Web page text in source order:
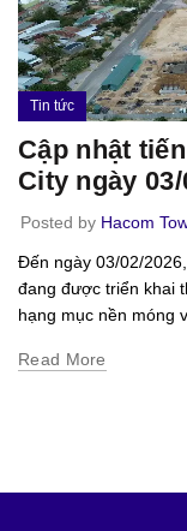
Tin tức
Cập nhật
City ngày 03/
Posted by Hacom
Đến ngày 03/02/
đang được triển khai
hạng mục nền móng
Read More